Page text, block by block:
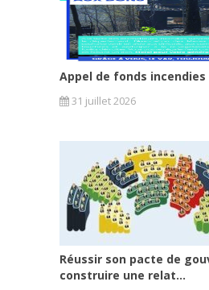
Appel de fonds
31 juillet 2026
Réussir son pacte de
construire une relat...